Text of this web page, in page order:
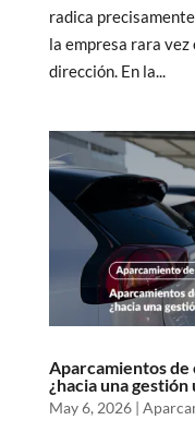
radica
la empresa rara
dirección. En la...
Aparcamientos de
¿hacia una
May 6, 2026|